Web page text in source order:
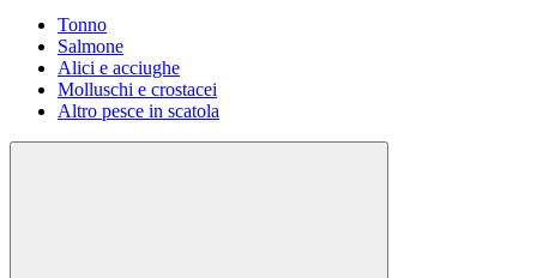
Tonno
Salmone
Alici e acciughe
Molluschi e crostacei
Altro pesce in scatola